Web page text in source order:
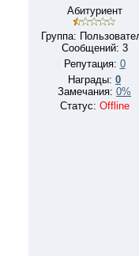
Абитуриент
Группа:
Сообщений: 3
Репутация: 0
Награды: 0
Замечания: 0%
Статус: Offline